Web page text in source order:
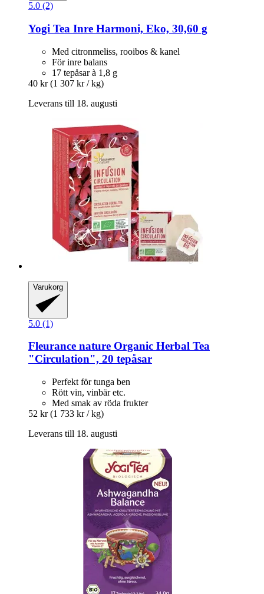
5.0 (2)
Yogi Tea Inre Harmoni, Eko, 30,60 g
Med citronmeliss, rooibos & kanel
För inre balans
17 tepåsar à 1,8 g
40 kr (1 307 kr / kg)
Leverans till 18. augusti
Varukorg
5.0 (1)
Fleurance nature Organic Herbal Tea
"Circulation", 20 tepåsar
Perfekt för tunga ben
Rött vin, vinbär etc.
Med smak av röda frukter
52 kr (1 733 kr / kg)
Leverans till 18. augusti